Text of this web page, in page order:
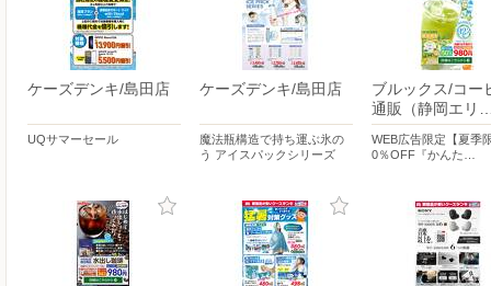
ケーズデンキ/島田店
UQサマーセール
ケーズデンキ/島田店
魔法瓶構造で持ち運ぶ氷の
う アイスパックシリーズ
ブルックス/コー
通販（静岡エリ
WEB広告限定【夏季
0％OFF『かんた…